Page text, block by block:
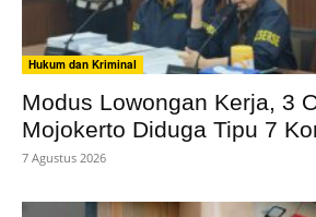
Hukum dan Kriminal
Modus Lowongan Kerja, 3
Mojokerto Diduga Tipu 7
7 Agustus 2026